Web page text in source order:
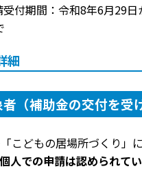
付期間：令和8年6月29日
細
（補助金の交付を受
こどもの居場所づくり」
個人での申請は認められてい